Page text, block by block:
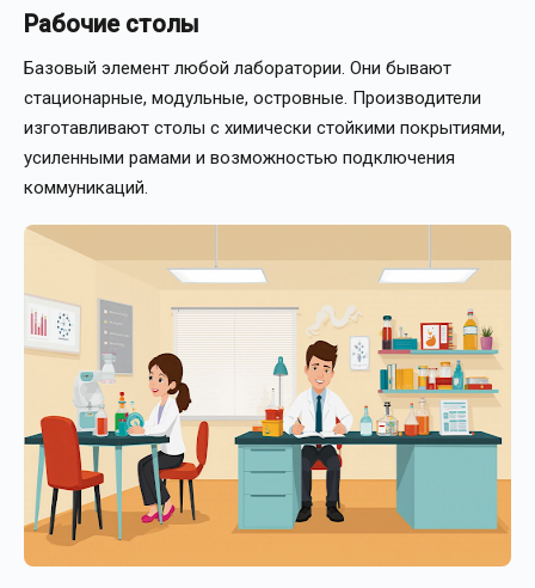
Рабочие столы
Базовый элемент любой лаборатории. Они бывают
стационарные, модульные, островные. Производители
изготавливают столы с химически стойкими покрытиями,
усиленными рамами и возможностью подключения
коммуникаций.